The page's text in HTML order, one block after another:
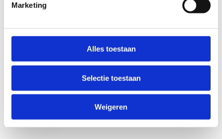
Marketing
Alles toestaan
Selectie toestaan
Weigeren
Anti-Robot Verification
Click to start verification
Verzend